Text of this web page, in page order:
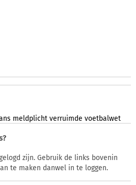
meldplicht verruimde voetbalwet
zijn. Gebruik de links bovenin
te maken danwel in te loggen.